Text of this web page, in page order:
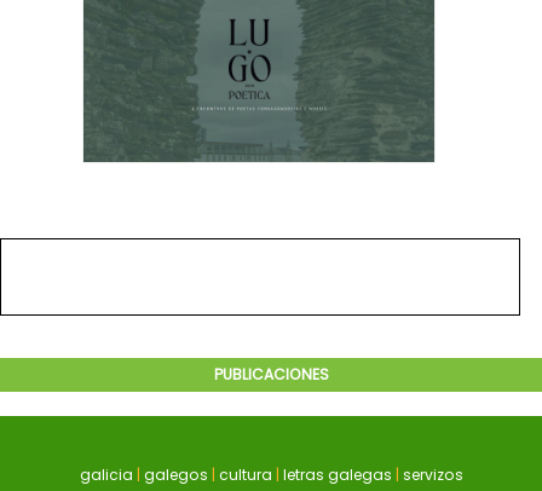
PUBLICACIONES
galicia | galegos | cultura | letras galegas | servizos